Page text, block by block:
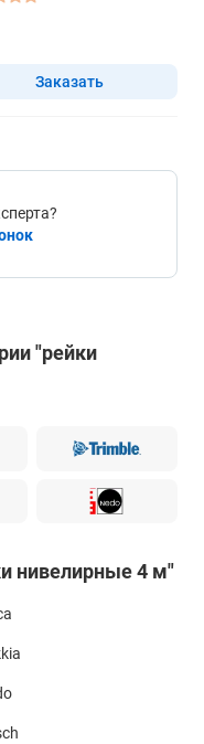
Заказать
"рейки
нивелирные 4 м"